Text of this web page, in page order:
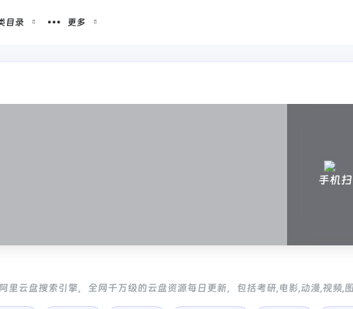
目录 更多
手机
里云盘搜索引擎，全网千万级的云盘资源每日更新，包括考研,电影,动漫,视频,